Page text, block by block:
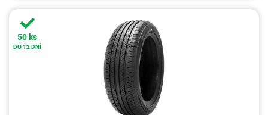
50 ks
DO 12 DNÍ